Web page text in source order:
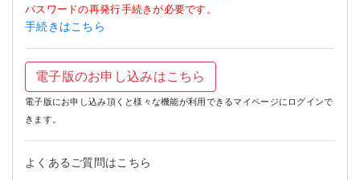
パスワードの再発行手続きが必要です。
手続きはこちら
電子版のお申し込みはこちら
電子版にお申し込み頂くと様々な機能が利用できるマイページにログインで
きます。
よくあるご質問はこちら